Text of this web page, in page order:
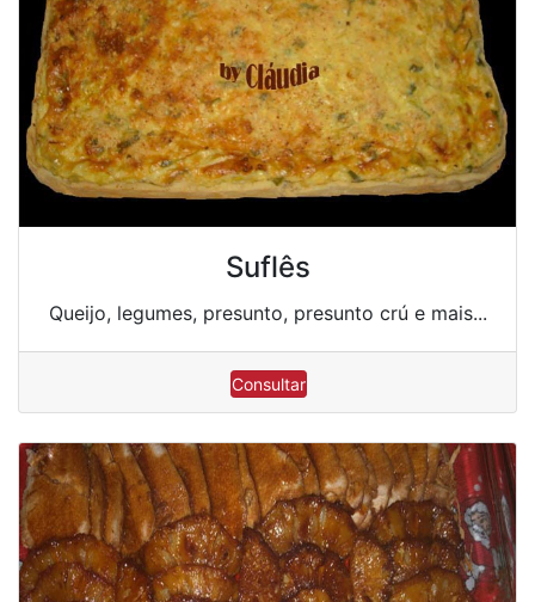
Suflês
Queijo, legumes, presunto, presunto crú e mais...
Consultar